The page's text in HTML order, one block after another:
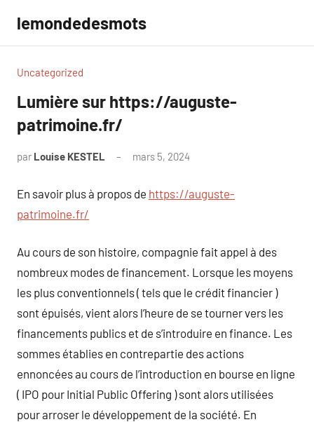
contenu
lemondedesmots
Uncategorized
Lumière sur https://auguste-
patrimoine.fr/
par Louise KESTEL mars 5, 2024
En savoir plus à propos de https://auguste-
patrimoine.fr/
Au cours de son histoire, compagnie fait appel à des
nombreux modes de financement. Lorsque les moyens
les plus conventionnels ( tels que le crédit financier )
sont épuisés, vient alors l’heure de se tourner vers les
financements publics et de s’introduire en finance. Les
sommes établies en contrepartie des actions
ennoncées au cours de l’introduction en bourse en ligne
( IPO pour Initial Public Offering ) sont alors utilisées
pour arroser le développement de la société. En